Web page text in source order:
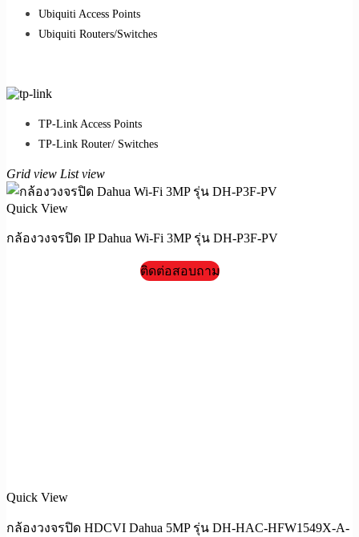
Ubiquiti Access Points
Ubiquiti Routers/Switches
TP-Link Access Points
TP-Link Router/ Switches
Grid view List view
Quick View
กล้องวงจรปิด IP Dahua Wi-Fi 3MP รุ่น DH-P3F-PV
ติดต่อสอบถาม
Quick View
กล้องวงจรปิด HDCVI Dahua 5MP รุ่น DH-HAC-HFW1549X-A-